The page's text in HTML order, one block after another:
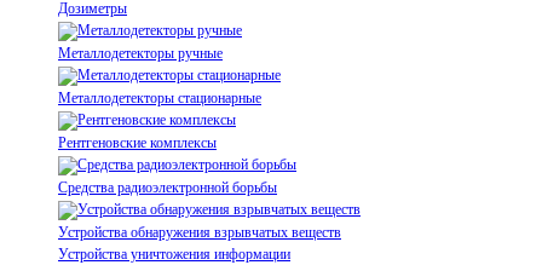
Дозиметры
Металлодетекторы ручные
Металлодетекторы стационарные
Рентгеновские комплексы
Средства радиоэлектронной борьбы
Устройства обнаружения взрывчатых веществ
Устройства уничтожения информации